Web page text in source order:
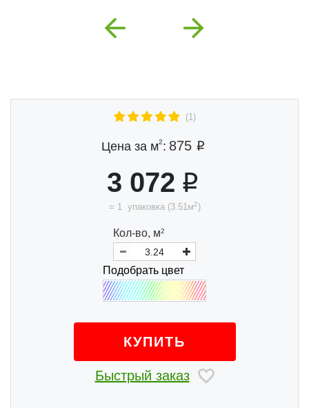
Previous Next
Цена за м2: 875
(1)
3 072
= 1 упаковка(3.51м2)
Кол-во, м2
Подобрать цвет
КУПИТЬ
Быстрый заказ